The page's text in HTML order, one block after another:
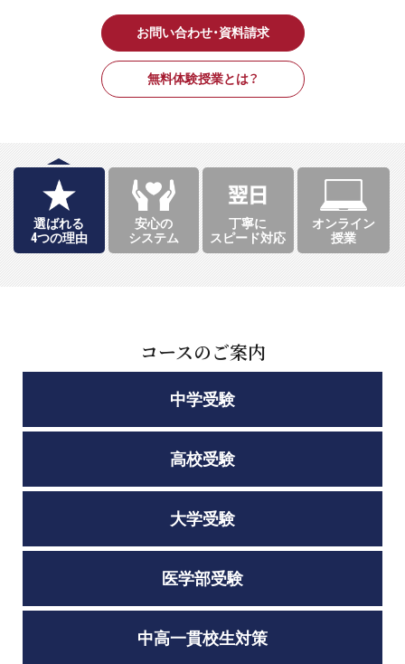
お問い合わせ・資料請求
無料体験授業とは？
選ばれる
4つの理由
安心の
システム
丁寧に
スピード対応
オンライン
授業
コースのご案内
中学受験
高校受験
大学受験
医学部受験
中高一貫校生対策